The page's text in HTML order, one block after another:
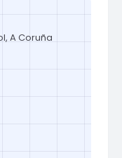
A Coruña